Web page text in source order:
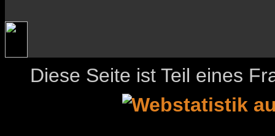
Diese Seite ist Teil eines